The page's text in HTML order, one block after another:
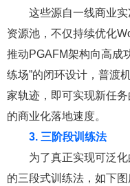
这些源自一线商业
资源池，不仅持续优化
推动PGAFM架构向高成
练场”的闭环设计，普渡
家轨迹，即可实现新任
的商业化落地速度。
3. 三阶段训练法
为了真正实现可泛
的三段式训练法，如下